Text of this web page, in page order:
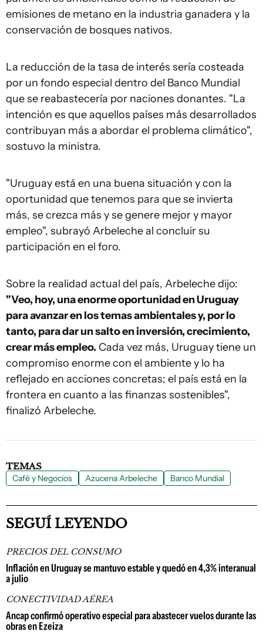
emisiones de metano en la industria ganadera y la
conservación de bosques nativos.
La reducción de la tasa de interés sería costeada
por un fondo especial dentro del Banco Mundial
que se reabastecería por naciones donantes. "La
intención es que aquellos países más desarrollados
contribuyan más a abordar el problema climático",
sostuvo la ministra.
"Uruguay está en una buena situación y con la
oportunidad que tenemos para que se invierta
más, se crezca más y se genere mejor y mayor
empleo", subrayó Arbeleche al concluir su
participación en el foro.
Sobre la realidad actual del país, Arbeleche dijo:
"Veo, hoy, una enorme oportunidad en Uruguay
para avanzar en los temas ambientales y, por lo
tanto, para dar un salto en inversión, crecimiento,
crear más empleo. Cada vez más, Uruguay tiene un
compromiso enorme con el ambiente y lo ha
reflejado en acciones concretas; el país está en la
frontera en cuanto a las finanzas sostenibles",
finalizó Arbeleche.
TEMAS
Café y Negocios Azucena Arbeleche Banco Mundial
SEGUÍ LEYENDO
PRECIOS DEL CONSUMO
Inflación en Uruguay se mantuvo estable y quedó en 4,3% interanual
a julio
CONECTIVIDAD AÉREA
Ancap confirmó operativo especial para abastecer vuelos durante las
obras en Ezeiza